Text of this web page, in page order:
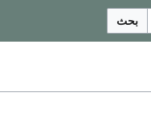
بحث